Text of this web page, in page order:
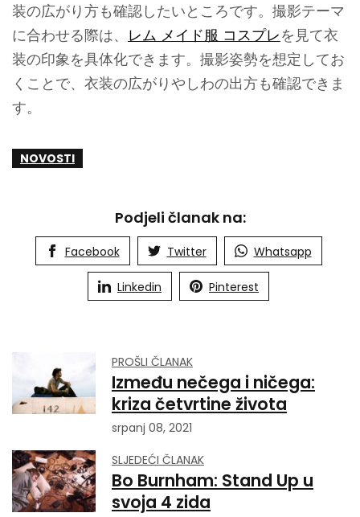
装の広がり方も確認したいところです。撮影テーマ
に合わせる際は、 レム メイド服 コスプレを見て衣
装の印象を具体化できます。撮影姿勢を想定してお
くことで、衣装の広がりやしわの出方も確認できま
す。
NOVOSTI
Podjeli članak na:
Facebook Twitter Whatsapp
Linkedin Pinterest
PROŠLI ČLANAK
Između nečega i ničega:
kriza četvrtine života
srpanj 08, 2021
SLJEDEĆI ČLANAK
Bo Burnham: Stand Up u
svoja 4 zida